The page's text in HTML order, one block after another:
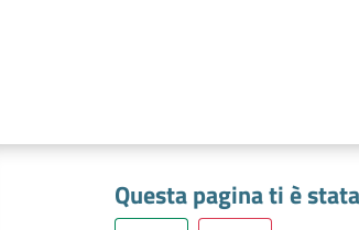
Questa pagina ti è